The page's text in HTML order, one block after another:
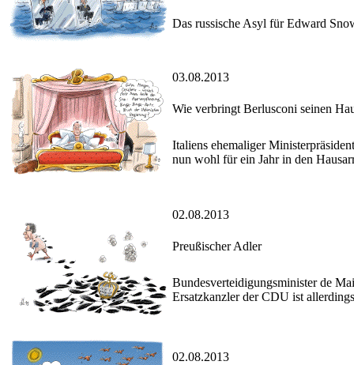
Das russische Asyl für Edward
03.08.2013
Wie verbringt Berlusconi seinen
Italiens ehemaliger
nun wohl für ein Jahr in den
02.08.2013
Preußischer Adler
Bundesverteidigungsminister de
Ersatzkanzler der CDU ist
02.08.2013